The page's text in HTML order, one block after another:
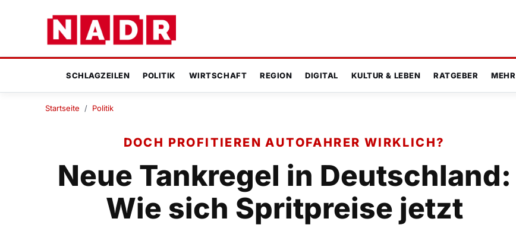
SCHLAGZEILEN POLITIK WIRTSCHAFT REGION DIGITAL KULTUR & LEBEN RATGEBER MEHR
Startseite / Politik
DOCH PROFITIEREN AUTOFAHRER WIRKLICH?
Neue Tankregel in Deutschland:
Wie sich Spritpreise jetzt